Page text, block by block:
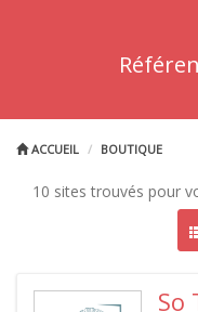
ACCUEIL BOUTIQUE
10 sites trouvés pour
So